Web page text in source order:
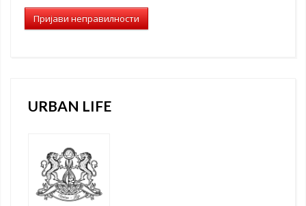
Пријави неправилности
URBAN LIFE